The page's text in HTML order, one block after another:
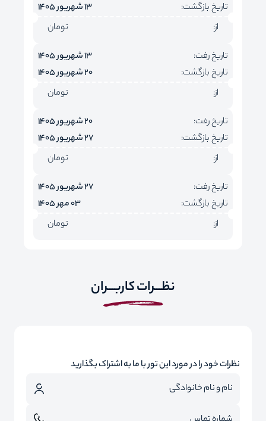
تاریخ بازگشت:
13 شهریور 1405
از:
تومان
تاریخ رفت:
13 شهریور 1405
تاریخ بازگشت:
20 شهریور 1405
از:
تومان
تاریخ رفت:
20 شهریور 1405
تاریخ بازگشت:
27 شهریور 1405
از:
تومان
تاریخ رفت:
27 شهریور 1405
تاریخ بازگشت:
03 مهر 1405
از:
تومان
نظـــرات کاربـــران
نظرات خود را در مورد این تور با ما به اشتراک بگذارید